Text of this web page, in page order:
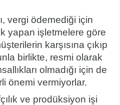
vergi ödemediği için
yapan işletmelere göre
karşısına çıkıp
birlikte, resmi olarak
olmadığı için de
önemi vermiyorlar.
ve prodüksiyon işi